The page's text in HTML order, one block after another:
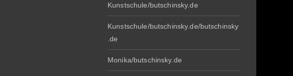
Kunstschule/butschinsky.de
Kunstschule/butschinsky.de/butschinsky
.de
Monika/butschinsky.de